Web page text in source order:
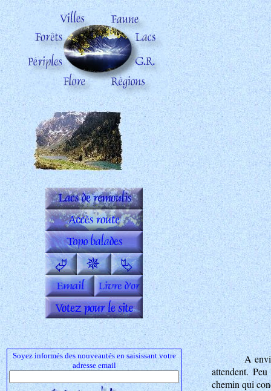
Soyez informés des nouveautés en saisissant votre
adresse email
A
attendent.
chemin qui